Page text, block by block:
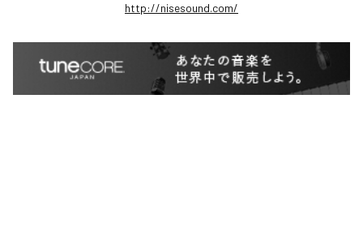
http://nisesound.com/